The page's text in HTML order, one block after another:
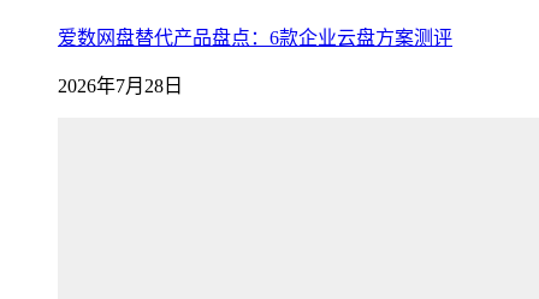
爱数网盘替代产品盘点：6款企业云盘方案测评
2026年7月28日